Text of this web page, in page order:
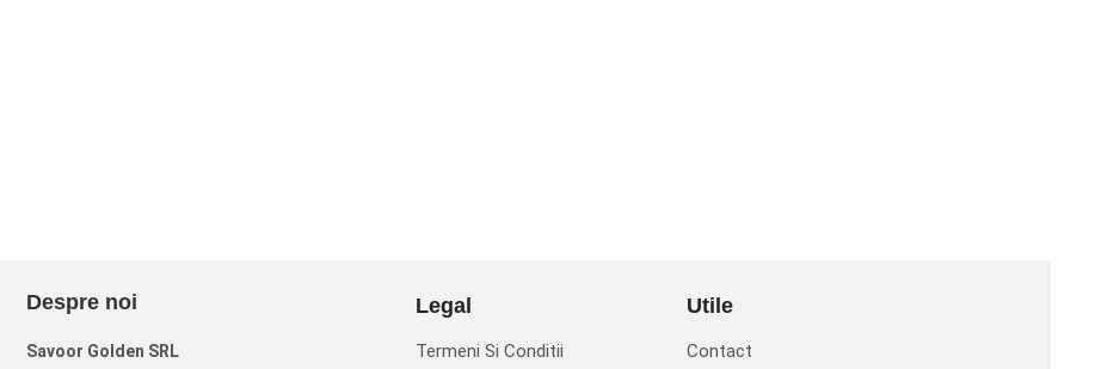
Despre noi
Savoor Golden SRL
Legal
Termeni Si Conditii
Utile
Contact